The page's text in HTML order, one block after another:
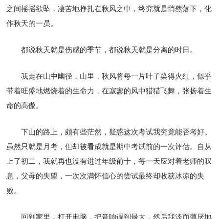
之间摇摇欲坠，凄苦地挣扎在秋风之中，终究就是悄然落下，化
作秋天的一员。
都说秋天就是伤感的季节，都说秋天就是分离的时日。
我走在山中幽径，山里，秋风将每一片叶子染得火红，似乎
带着旺盛地燃烧着的生命力，在寂寥的风中猎猎飞舞，张扬着生
命的高傲。
下山的路上，颇有些茫然，疑惑这次考试我究竟能否考好。
虽然只就是月考，但却被看成就是期中考试前的一次评估。自从
上了初二，我就再也没有进过年级前十，每一天应对着老师的叹
息，父母的失望，一次次满怀信心的尝试最终却收获冰凉的失
败。
回到家里，打开电脑，把音响调到最大，然后我淡而薄厌地